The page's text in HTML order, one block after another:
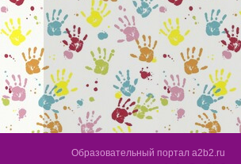
Образовательный портал a2b2.ru